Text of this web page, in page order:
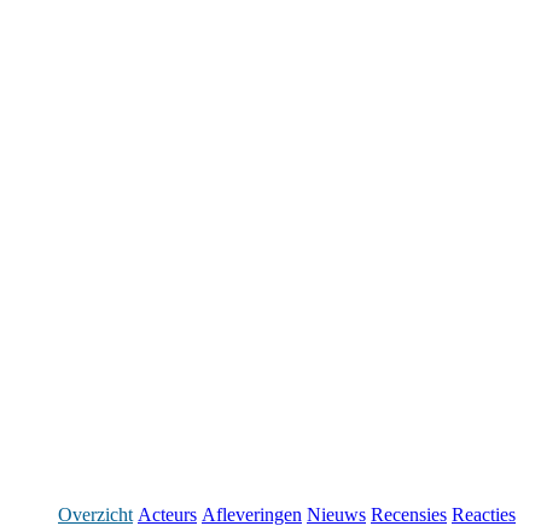
Overzicht Acteurs Afleveringen Nieuws Recensies Reacties